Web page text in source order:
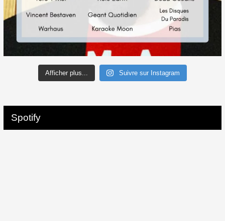
Afficher plus... Suivre sur Instagram
Spotify